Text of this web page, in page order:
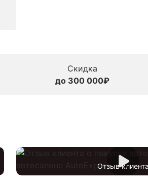
Скидка
до 300 000₽
Отзыв клиента